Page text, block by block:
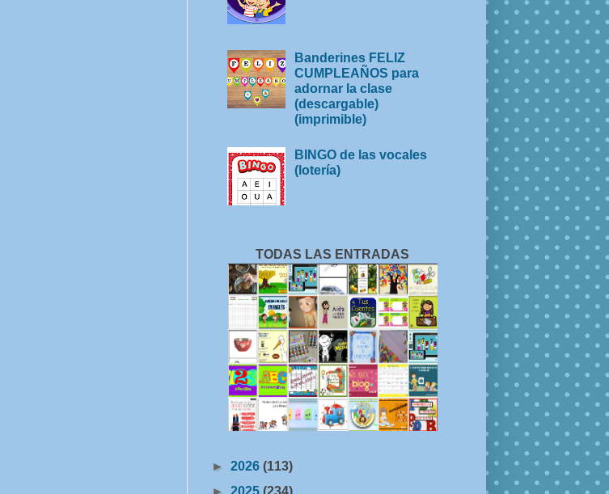
Banderines FELIZ
CUMPLEAÑOS para
adornar la clase
(descargable)
(imprimible)
BINGO de las vocales
(lotería)
TODAS LAS ENTRADAS
► 2026 (113)